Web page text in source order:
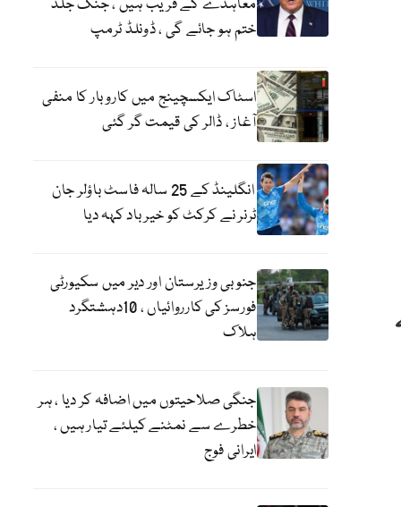
معاہدے کے قریب ہیں ، جنگ جلد
ختم ہو جائے گی ، ڈونلڈ ٹرمپ
اسٹاک ایکسچینج میں کاروبار کا منفی
آغاز ، ڈالر کی قیمت گر گئی
انگلینڈ کے 25 سالہ فاسٹ باؤلر جان
ٹرنر نے کرکٹ کو خیر باد کہہ دیا
جنوبی وزیرستان اور دیر میں سکیورٹی
فورسز کی کارروائیاں ، 10دہشتگرد
ہلاک
جنگی صلاحیتوں میں اضافہ کر دیا ، ہر
خطرے سے نمٹنے کیلئے تیار ہیں ،
ایرانی فوج